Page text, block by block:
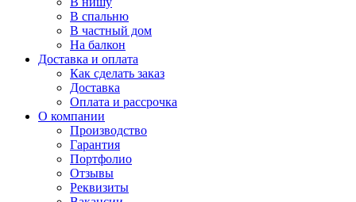
В спальню
В частный дом
На балкон
Доставка и оплата
Как сделать заказ
Доставка
Оплата и рассрочка
О компании
Производство
Гарантия
Портфолио
Отзывы
Реквизиты